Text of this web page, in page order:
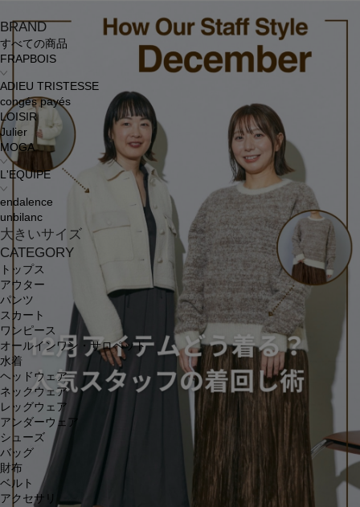
BRAND
すべての商品
FRAPBOIS
ADIEU TRISTESSE
congés payés
LOISIR
Julier
MOGA
L'EQUIPE
endalence
unbilanc
大きいサイズ
CATEGORY
トップス
アウター
パンツ
スカート
ワンピース
オールインワン・サロペット
水着
ヘッドウェア
ネックウェア
レッグウェア
アンダーウェア
シューズ
バッグ
財布
ベルト
アクセサリ